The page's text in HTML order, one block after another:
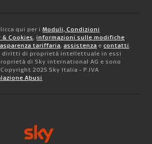
qui per i Moduli, Condizioni
& Cookies, informazioni sulle modifiche
tariffaria, assistenza e contatti.
diritti di proprietà intellettuale in essi
di Sky international AG e sono
2025 Sky Italia - P.IVA
Abusi